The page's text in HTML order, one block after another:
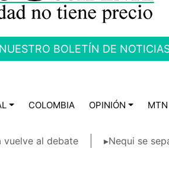
BOLETÍN DE
COLOMBIA OPINIÓN MTN
vuelve al debate
▸Nequi se